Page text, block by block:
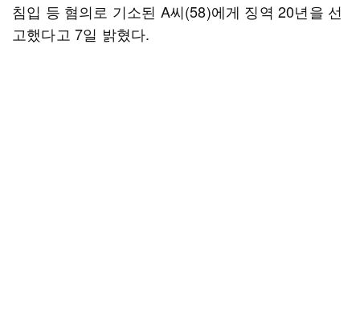
침입 등 혐의로 기소된 A씨(58)에게 징역 20년을 선
고했다고 7일 밝혔다.